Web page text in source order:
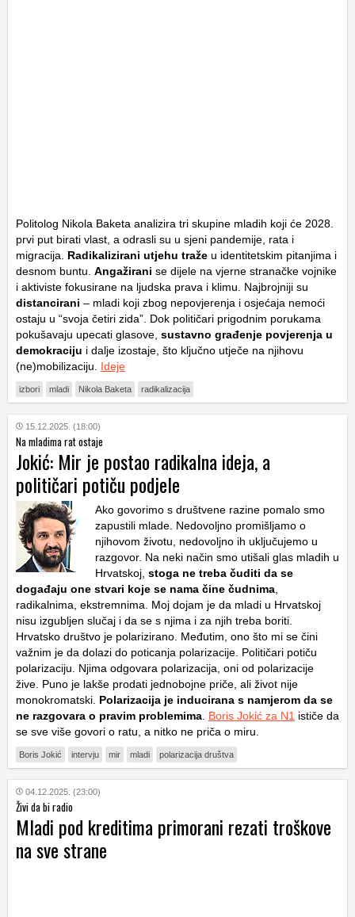
Politolog Nikola Baketa analizira tri skupine mladih koji će 2028.
prvi put birati vlast, a odrasli su u sjeni pandemije, rata i
migracija. Radikalizirani utjehu traže u identitetskim pitanjima i
desnom buntu. Angažirani se dijele na vjerne stranačke vojnike
i aktiviste fokusirane na ljudska prava i klimu. Najbrojniji su
distancirani – mladi koji zbog nepovjerenja i osjećaja nemoći
ostaju u “svoja četiri zida”. Dok političari prigodnim porukama
pokušavaju upecati glasove, sustavno građenje povjerenja u
demokraciju i dalje izostaje, što ključno utječe na njihovu
(ne)mobilizaciju. Ideje
izbori mladi Nikola Baketa radikalizacija
15.12.2025. (18:00)
Na mladima rat ostaje
Jokić: Mir je postao radikalna ideja, a
političari potiču podjele
Ako govorimo s društvene razine pomalo smo
zapustili mlade. Nedovoljno promišljamo o
njihovom životu, nedovoljno ih uključujemo u
razgovor. Na neki način smo utišali glas mladih u
Hrvatskoj, stoga ne treba čuditi da se
događaju one stvari koje se nama čine čudnima
radikalnima, ekstremnima. Moj dojam je da mladi u Hrvatskoj
nisu izgubljen slučaj i da se s njima i za njih treba boriti.
Hrvatsko društvo je polarizirano. Međutim, ono što mi se čini
važnim je da dolazi do poticanja polarizacije. Političari potiču
polarizaciju. Njima odgovara polarizacija, oni od polarizacije
žive. Puno je lakše prodati jednobojne priče, ali život nije
monokromatski. Polarizacija je inducirana s namjerom da se
ne razgovara o pravim problemima Boris Jokić za N1 ističe da
se sve više govori o ratu, a nitko ne priča o miru.
Boris Jokić intervju mir mladi polarizacija društva
04.12.2025. (23:00)
Živi da bi radio
Mladi pod kreditima primorani rezati troškove
na sve strane